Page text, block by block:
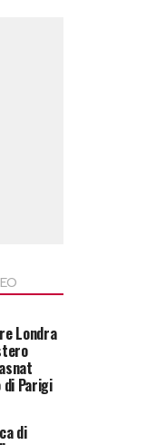
Londra
di Parigi
di